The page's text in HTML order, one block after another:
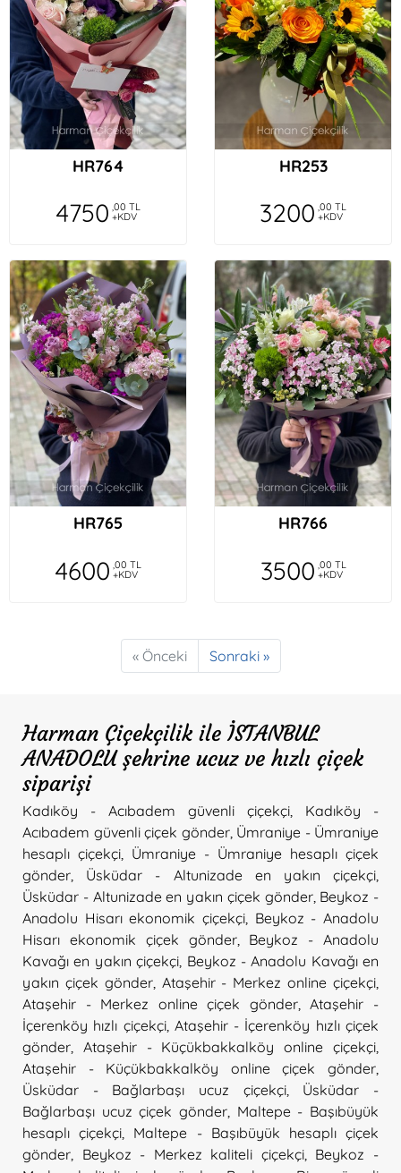
HR764
4750 ,00 TL
+KDV
HR253
3200 ,00 TL
+KDV
HR765
4600 ,00 TL
+KDV
HR766
3500 ,00 TL
+KDV
« Önceki Sonraki »
Harman Çiçekçilik ile İSTANBUL
ANADOLU şehrine ucuz ve hızlı çiçek
siparişi
Kadıköy - Acıbadem güvenli çiçekçi
Kadıköy -
Acıbadem güvenli çiçek gönder, Ümraniye - Ümraniye
hesaplı çiçekçi
Ümraniye - Ümraniye hesaplı çiçek
gönder
Üsküdar - Altunizade en yakın çiçekçi
Üsküdar - Altunizade en yakın çiçek gönder, Beykoz -
Anadolu Hisarı ekonomik çiçekçi Beykoz - Anadolu
Hisarı ekonomik çiçek gönder, Beykoz - Anadolu
Kavağı en yakın çiçekçi Beykoz - Anadolu Kavağı en
yakın çiçek gönder, Ataşehir - Merkez online çiçekçi
Ataşehir - Merkez online çiçek gönder,Ataşehir -
İçerenköy hızlı çiçekçi, Ataşehir - İçerenköy hızlı çiçek
gönder
Ataşehir - Küçükbakkalköy online çiçekçi
Ataşehir - Küçükbakkalköy online çiçek gönder
Üsküdar - Bağlarbaşı ucuz çiçekçi, Üsküdar -
Bağlarbaşı ucuz çiçek gönder Maltepe - Başıbüyük
hesaplı çiçekçi
Maltepe - Başıbüyük hesaplı çiçek
gönder
Beykoz - Merkez kaliteli çiçekçi, Beykoz -